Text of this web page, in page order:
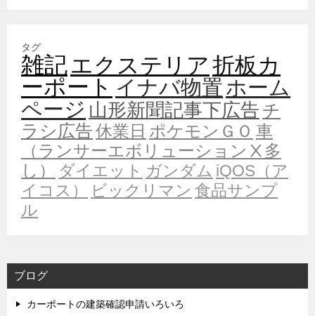
タグ
雑記エクステリア折板カ
ーポート イナバ物置ホーム
ページ 山形新聞記事下広告 チ
ラシ広告休業日 ポケモンＧＯ 車
（ランサーエボリューションⅩ多
し）
ダイエット ガンダム iQOS（ア
イコス）
ビックリマン 食品サンプ
ル
ブログ
カーポートの建築確認申請いろいろ